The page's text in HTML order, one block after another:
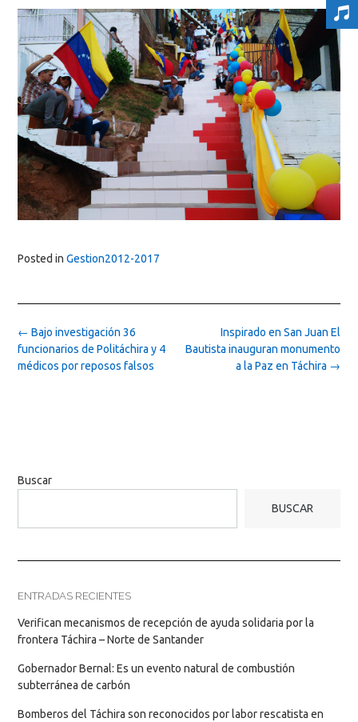
Posted in Gestion2012-2017
Post
navigation
Inspirado en San Juan El
Bautista inauguran monumento
a la Paz en Táchira →
← Bajo investigación 36
funcionarios de Politáchira y 4
médicos por reposos falsos
Buscar
BUSCAR
ENTRADAS RECIENTES
Verifican mecanismos de recepción de ayuda solidaria por la
frontera Táchira – Norte de Santander
Gobernador Bernal: Es un evento natural de combustión
subterránea de carbón
Bomberos del Táchira son reconocidos por labor rescatista en